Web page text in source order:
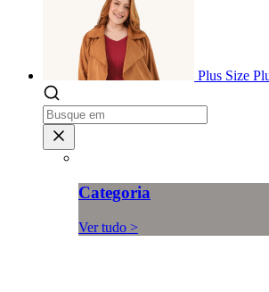
Plus Size
Categoria
Ver tudo >